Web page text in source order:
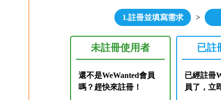
1.註冊並填寫需求 >
未註冊使用者
還不是WeWanted會員
嗎？趕快來註冊！
已註
已經註冊
員了，立